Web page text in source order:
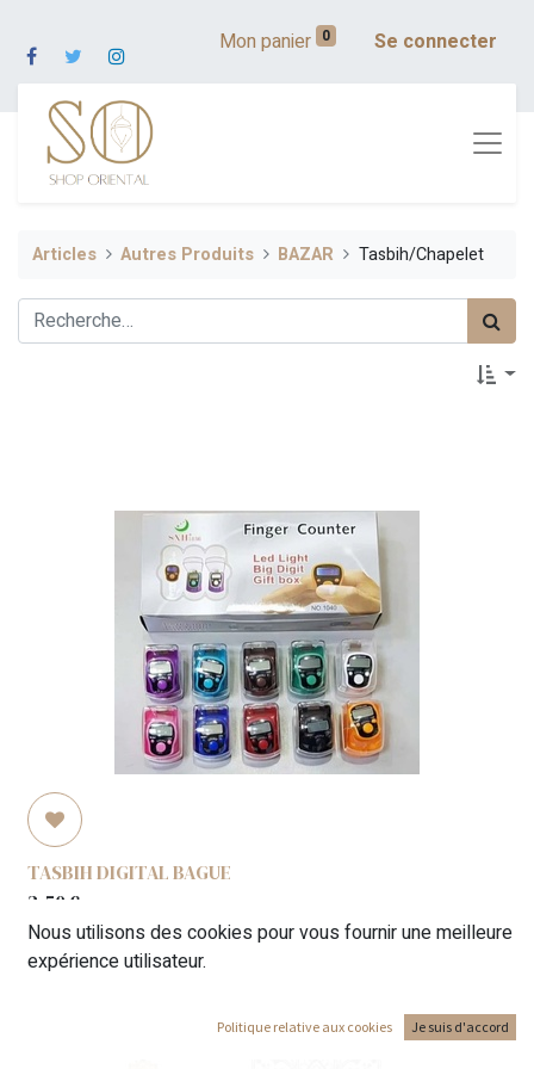
Mon panier 0 Se connecter
Articles Autres Produits BAZAR Tasbih/Chapelet
TASBIH DIGITAL BAGUE
2,50 €
Nous utilisons des cookies pour vous fournir une meilleure
expérience utilisateur.
Politique relative aux cookies Je suis d'accord